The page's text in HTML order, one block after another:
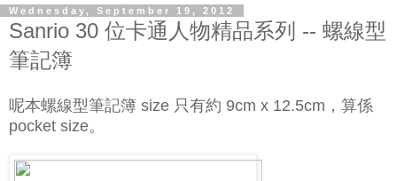
Wednesday, September 19, 2012
Sanrio 30 位卡通人物精品系列 -- 螺線型
筆記簿
呢本螺線型筆記簿 size 只有約 9cm x 12.5cm，算係
pocket size。